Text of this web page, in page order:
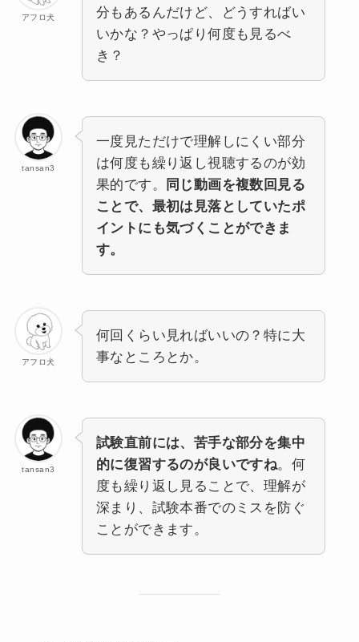
アフロ犬
分もあるんだけど、どうすればい
いかな？やっぱり何度も見るべ
き？
tansan3
一度見ただけで理解しにくい部分
は何度も繰り返し視聴するのが効
果的です。
同じ動画を複数回見る
ことで、最初は見落としていたポ
イントにも気づくことができま
す。
アフロ犬
何回くらい見ればいいの？特に大
事なところとか。
tansan3
試験直前には、苦手な部分を集中
的に復習するのが良いですね。何
度も繰り返し見ることで、理解が
深まり、試験本番でのミスを防ぐ
ことができます。